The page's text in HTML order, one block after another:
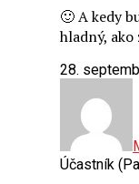
🙂 A kedy
hladný, ako
28.
Účastník